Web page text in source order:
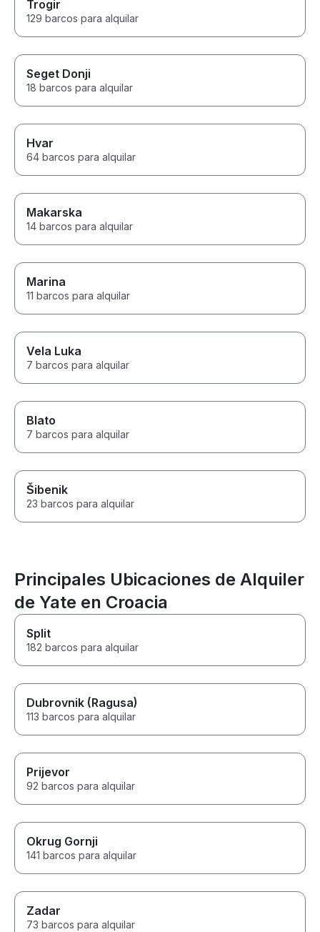
Trogir
129 barcos para alquilar
Seget Donji
18 barcos para alquilar
Hvar
64 barcos para alquilar
Makarska
14 barcos para alquilar
Marina
11 barcos para alquilar
Vela Luka
7 barcos para alquilar
Blato
7 barcos para alquilar
Šibenik
23 barcos para alquilar
Principales Ubicaciones de Alquiler
de Yate en Croacia
Split
182 barcos para alquilar
Dubrovnik (Ragusa)
113 barcos para alquilar
Prijevor
92 barcos para alquilar
Okrug Gornji
141 barcos para alquilar
Zadar
73 barcos para alquilar